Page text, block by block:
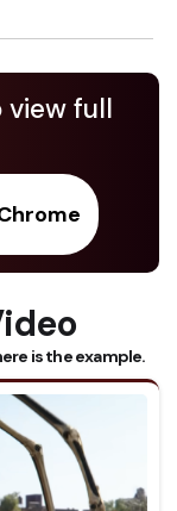
view full
is the example.